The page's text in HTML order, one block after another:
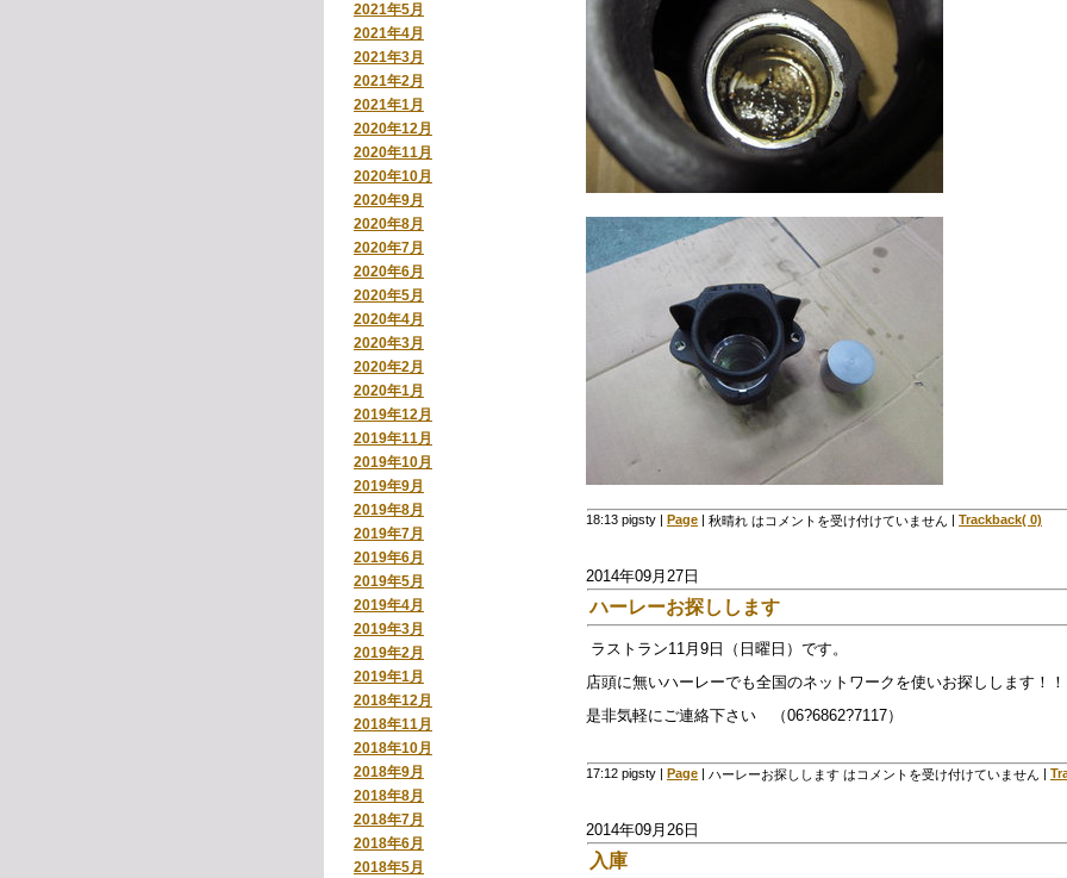
2021年5月
2021年4月
2021年3月
2021年2月
2021年1月
2020年12月
2020年11月
2020年10月
2020年9月
2020年8月
2020年7月
2020年6月
2020年5月
2020年4月
2020年3月
2020年2月
2020年1月
2019年12月
2019年11月
2019年10月
2019年9月
2019年8月
2019年7月
2019年6月
2019年5月
2019年4月
2019年3月
2019年2月
2019年1月
2018年12月
2018年11月
2018年10月
2018年9月
2018年8月
2018年7月
2018年6月
2018年5月
18:13 pigsty | Page | 秋晴れ は コメントを受け付けていません | Trackback( 0)
2014年09月27日
ハーレーお探しします
ラストラン11月9日（日曜日）です。
店頭に無いハーレーでも全国のネットワークを使いお探しします！！
是非気軽にご連絡下さい （06?6862?7117）
17:12 pigsty | Page | ハーレーお探しします は コメントを受け付けていません |
2014年09月26日
入庫